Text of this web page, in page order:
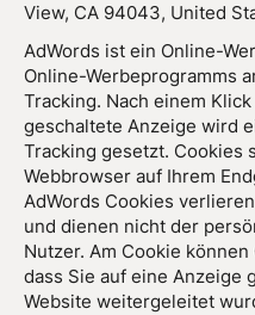
View, CA 94043, United
AdWords ist ein Online-
Online-Werbeprogramms
Tracking. Nach einem
geschaltete Anzeige wird
Tracking gesetzt. Cookies
Webbrowser auf Ihrem
AdWords Cookies
und dienen nicht der
Nutzer. Am Cookie
dass Sie auf eine Anzeige
Website weitergeleitet